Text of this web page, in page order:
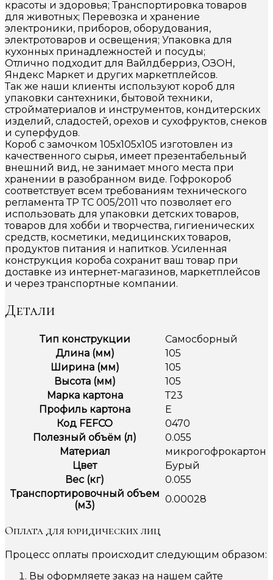
красоты и здоровья; Транспортировка товаров
для животных; Перевозка и хранение
электроники, приборов, оборудования,
электротоваров и освещения; Упаковка для
кухонных принадлежностей и посуды;
Отлично подходит для Вайлдберриз, ОЗОН,
Яндекс Маркет и других маркетплейсов.
Так же наши клиенты используют короб для
упаковки сантехники, бытовой техники,
стройматериалов и инструментов, кондитерских
изделий, сладостей, орехов и сухофруктов, снеков
и суперфудов.
Короб с замочком 105х105х105 изготовлен из
качественного сырья, имеет презентабельный
внешний вид, не занимает много места при
хранении в разобранном виде. Гофрокороб
соответствует всем требованиям технического
регламента ТР ТС 005/2011 что позволяет его
использовать для упаковки детских товаров,
товаров для хобби и творчества, гигиенических
средств, косметики, медицинских товаров,
продуктов питания и напитков. Усиленная
конструкция короба сохранит ваш товар при
доставке из интернет-магазинов, маркетплейсов
и через транспортные компании.
Детали
Тип конструкции
Самосборный
Длина (мм)
105
Ширина (мм)
105
Высота (мм)
105
Марка картона
Т23
Профиль картона
Е
Код FEFCO
0470
Полезный объём (л)
0.055
Материал
микрогофрокартон
Цвет
Бурый
Вес (кг)
0.055
Транспортировочный объем
(м3)
0.00028
Оплата для юридических лиц
Процесс оплаты происходит следующим образом:
Вы оформляете заказ на нашем сайте